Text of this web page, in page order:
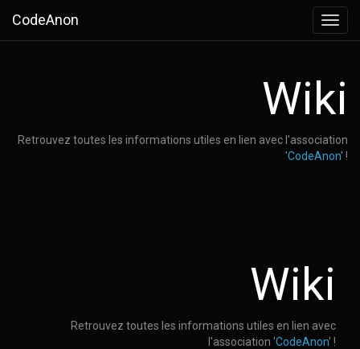
CodeAnon
Wiki
Retrouvez toutes les informations utiles en lien avec l'association
'CodeAnon' !
Wiki
Retrouvez toutes les informations utiles en lien avec
l'association 'CodeAnon' !